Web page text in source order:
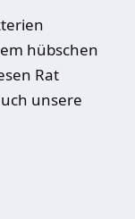
hübschen
Rat
unsere